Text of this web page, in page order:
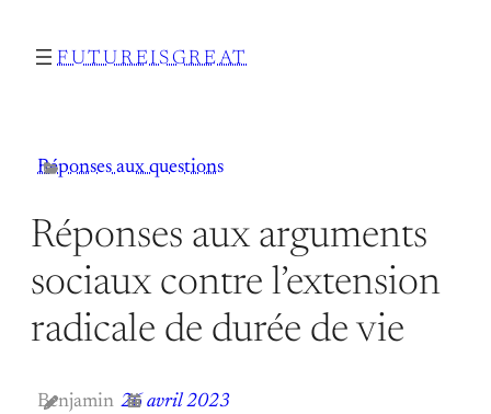
FUTUREISGREAT
Réponses aux questions
Réponses aux arguments
sociaux contre l’extension
radicale de durée de vie
Benjamin 26 avril 2023